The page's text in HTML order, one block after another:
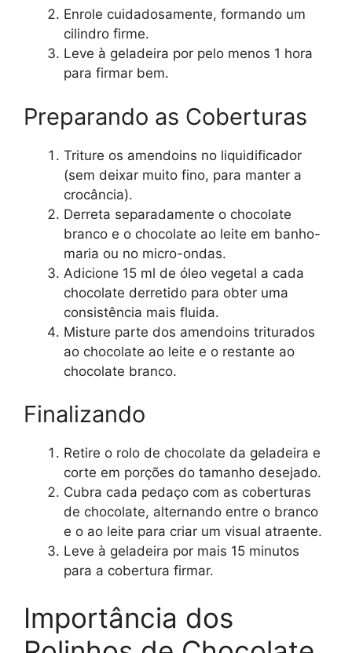
Enrole cuidadosamente, formando um
cilindro firme.
Leve à geladeira por pelo menos 1 hora
para firmar bem.
Preparando as Coberturas
Triture os amendoins no liquidificador
(sem deixar muito fino, para manter a
crocância).
Derreta separadamente o chocolate
branco e o chocolate ao leite em banho-
maria ou no micro-ondas.
Adicione 15 ml de óleo vegetal a cada
chocolate derretido para obter uma
consistência mais fluida.
Misture parte dos amendoins triturados
ao chocolate ao leite e o restante ao
chocolate branco.
Finalizando
Retire o rolo de chocolate da geladeira e
corte em porções do tamanho desejado.
Cubra cada pedaço com as coberturas
de chocolate, alternando entre o branco
e o ao leite para criar um visual atraente.
Leve à geladeira por mais 15 minutos
para a cobertura firmar.
Importância dos